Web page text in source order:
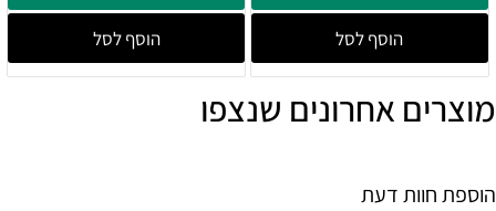
הוסף לסל הוסף לסל
מוצרים אחרונים שנצפו
הוספת חוות דעת